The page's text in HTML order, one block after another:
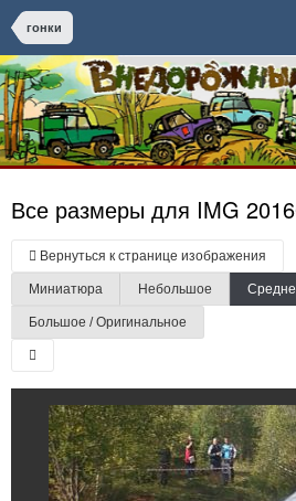
гонки
Все размеры для IMG
Вернуться к странице изображения
Миниатюра Небольшое
Большое / Оригинальное